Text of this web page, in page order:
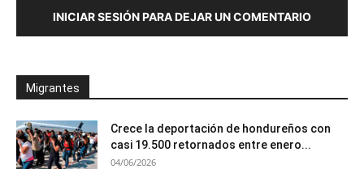
INICIAR SESIÓN PARA DEJAR UN COMENTARIO
Migrantes
Crece la deportación de hondureños con
casi 19.500 retornados entre enero...
04/06/2026